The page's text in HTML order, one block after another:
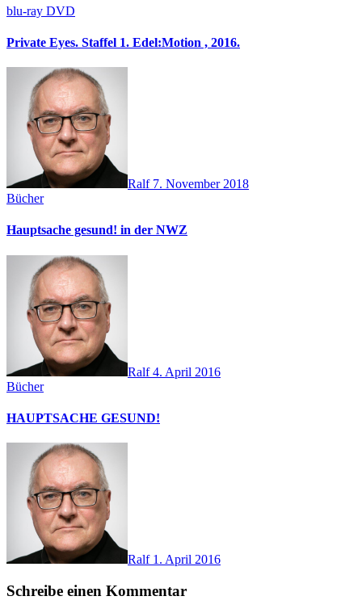
blu-ray DVD
Private Eyes. Staffel 1. Edel:Motion , 2016.
Ralf 7. November 2018
Bücher
Hauptsache gesund! in der NWZ
Ralf4. April 2016
Bücher
HAUPTSACHE GESUND!
Ralf 1. April 2016
Schreibe einen Kommentar